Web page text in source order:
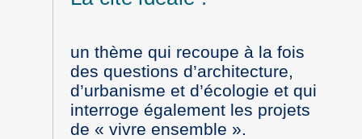
un thème qui recoupe à la fois
des questions d’architecture,
d’urbanisme et d’écologie et qui
interroge également les projets
de « vivre ensemble ».